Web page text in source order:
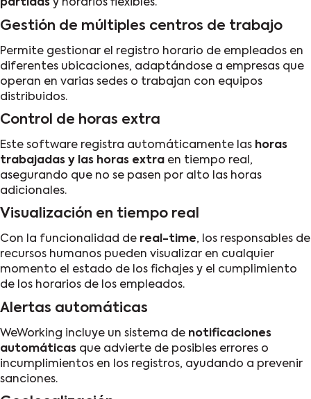
partidas y horarios flexibles.
Gestión de múltiples centros de trabajo
Permite gestionar el registro horario de empleados en
diferentes ubicaciones, adaptándose a empresas que
operan en varias sedes o trabajan con equipos
distribuidos.
Control de horas extra
Este software registra automáticamente las horas
trabajadas y las horas extra en tiempo real,
asegurando que no se pasen por alto las horas
adicionales.
Visualización en tiempo real
Con la funcionalidad de real-time, los responsables de
recursos humanos pueden visualizar en cualquier
momento el estado de los fichajes y el cumplimiento
de los horarios de los empleados.
Alertas automáticas
WeWorking incluye un sistema de notificaciones
automáticas que advierte de posibles errores o
incumplimientos en los registros, ayudando a prevenir
sanciones.